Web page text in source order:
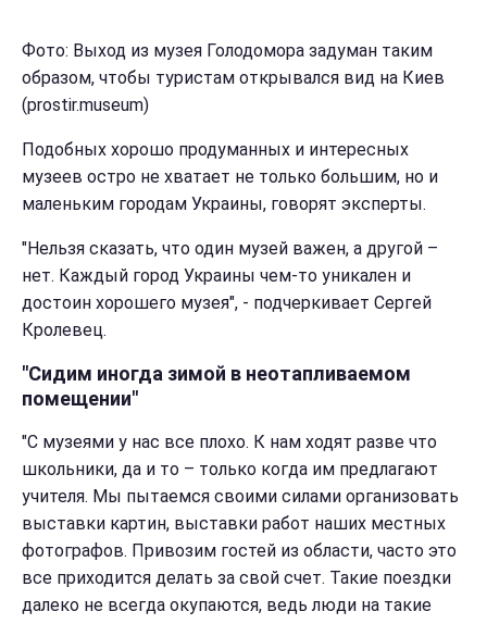
Фото: Выход из музея Голодомора задуман таким
образом, чтобы туристам открывался вид на Киев
(prostir.museum)
Подобных хорошо продуманных и интересных
музеев остро не хватает не только большим, но и
маленьким городам Украины, говорят эксперты.
"Нельзя сказать, что один музей важен, а другой –
нет. Каждый город Украины чем-то уникален и
достоин хорошего музея", - подчеркивает Сергей
Кролевец.
"Сидим иногда зимой в неотапливаемом
помещении"
"С музеями у нас все плохо. К нам ходят разве что
школьники, да и то – только когда им предлагают
учителя. Мы пытаемся своими силами организовать
выставки картин, выставки работ наших местных
фотографов. Привозим гостей из области, часто это
все приходится делать за свой счет. Такие поездки
далеко не всегда окупаются, ведь люди на такие